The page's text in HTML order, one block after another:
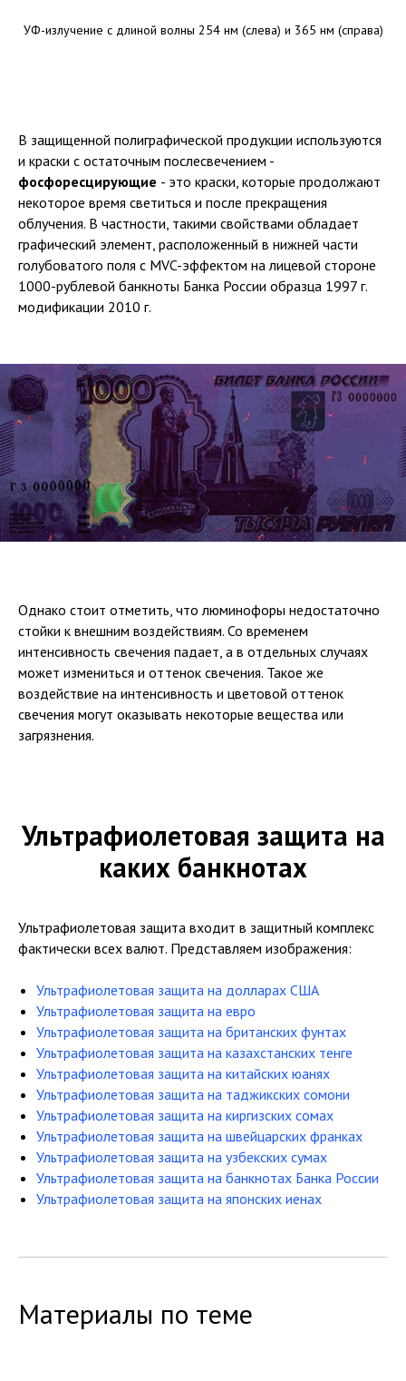
УФ-излучение с длиной волны 254 нм (слева) и 365 нм (справа)
В защищенной полиграфической продукции используются
и краски с остаточным послесвечением -
фосфоресцирующие - это краски, которые продолжают
некоторое время светиться и после прекращения
облучения. В частности, такими свойствами обладает
графический элемент, расположенный в нижней части
голубоватого поля с MVC-эффектом на лицевой стороне
1000-рублевой банкноты Банка России образца 1997 г.
модификации 2010 г.
Однако стоит отметить, что люминофоры недостаточно
стойки к внешним воздействиям. Со временем
интенсивность свечения падает, а в отдельных случаях
может измениться и оттенок свечения. Такое же
воздействие на интенсивность и цветовой оттенок
свечения могут оказывать некоторые вещества или
загрязнения.
Ультрафиолетовая защита на
каких банкнотах
Ультрафиолетовая защита входит в защитный комплекс
фактически всех валют. Представляем изображения:
Ультрафиолетовая защита на долларах США
Ультрафиолетовая защита на евро
Ультрафиолетовая защита на британских фунтах
Ультрафиолетовая защита на казахстанских тенге
Ультрафиолетовая защита на китайских юанях
Ультрафиолетовая защита на таджикских сомони
Ультрафиолетовая защита на киргизских сомах
Ультрафиолетовая защита на швейцарских франках
Ультрафиолетовая защита на узбекских сумах
Ультрафиолетовая защита на банкнотах Банка России
Ультрафиолетовая защита на японских иенах
Материалы по теме